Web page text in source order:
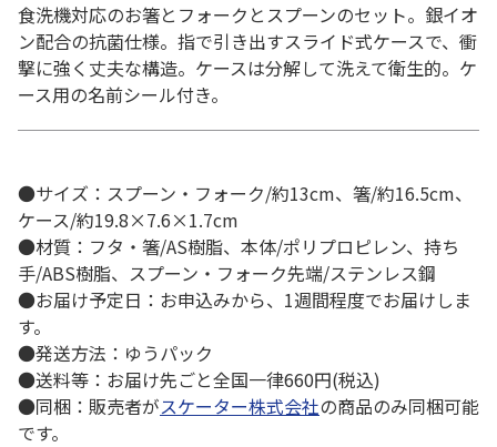
食洗機対応のお箸とフォークとスプーンのセット。銀イオ
ン配合の抗菌仕様。指で引き出すスライド式ケースで、衝
撃に強く丈夫な構造。ケースは分解して洗えて衛生的。ケ
ース用の名前シール付き。
●サイズ：スプーン・フォーク/約13cm、箸/約16.5cm、
ケース/約19.8×7.6×1.7cm
●材質：フタ・箸/AS樹脂、本体/ポリプロピレン、持ち
手/ABS樹脂、スプーン・フォーク先端/ステンレス鋼
●お届け予定日：お申込みから、1週間程度でお届けしま
す。
●発送方法：ゆうパック
●送料等：お届け先ごと全国一律660円(税込)
●同梱：販売者がスケーター株式会社の商品のみ同梱可能
です。